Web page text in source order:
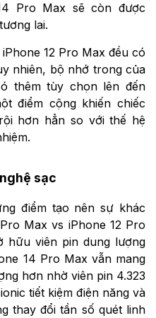
Pro Max sẽ còn được
lai.
12 Pro Max đều có
nhiên, bộ nhớ trong của
thêm tùy chọn lên đến
điểm cộng khiến chiếc
hơn hẳn so với thế hệ
sạc
điểm tạo nên sự khác
Max vs iPhone 12 Pro
hữu viên pin dung lượng
14 Pro Max vẫn mang
hơn nhờ viên pin 4.323
tiết kiệm điện năng và
thay đổi tần số quét linh